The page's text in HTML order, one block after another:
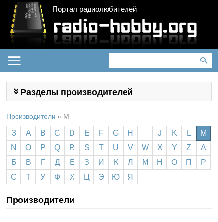
Портал радиолюбителей
Разделы производителей
Производители » M
3 A B C D E F G H J K L
M
N
O P Q R S T U V W X Y Z
А
Б
В Г Д Е З И К Л М Н О П
Р
С
Т У Ф Х Ц Э Ю Я
Производители